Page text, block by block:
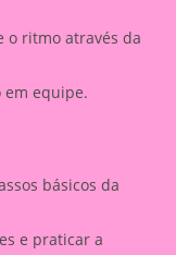
o ritmo através da
em equipe.
básicos da
e praticar a